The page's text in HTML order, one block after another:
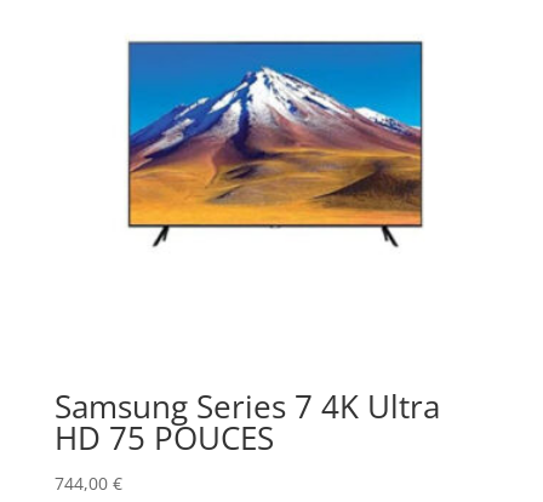
Samsung Series 7 4K Ultra
HD 75 POUCES
744,00 €